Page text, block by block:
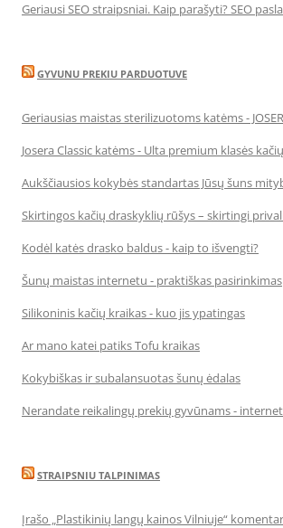
Geriausi SEO straipsniai. Kaip parašyti? SEO
GYVUNU PREKIU PARDUOTUVE
Geriausias maistas sterilizuotoms katėms -
Josera Classic katėms - Ulta premium klasės
Aukščiausios kokybės standartas Jūsų šuns
Skirtingos kačių draskyklių rūšys – skirtingi
Kodėl katės drasko baldus - kaip to išvengti?
Šunų maistas internetu - praktiškas pasirinkimas
Silikoninis kačių kraikas - kuo jis ypatingas
Ar mano katei patiks Tofu kraikas
Kokybiškas ir subalansuotas šunų ėdalas
Nerandate reikalingų prekių gyvūnams -
STRAIPSNIU TALPINIMAS
Įrašo „Plastikinių langų kainos Vilniuje“